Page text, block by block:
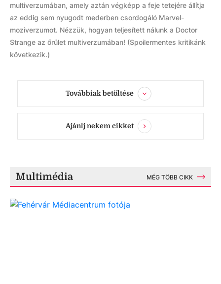
multiverzumában, amely aztán végképp a feje tetejére állítja
az eddig sem nyugodt mederben csordogáló Marvel-
moziverzumot. Nézzük, hogyan teljesített nálunk a Doctor
Strange az őrület multiverzumában! (Spoilermentes kritikánk
következik.)
Továbbiak betöltése
Ajánlj nekem cikket
Multimédia MÉG TÖBB CIKK